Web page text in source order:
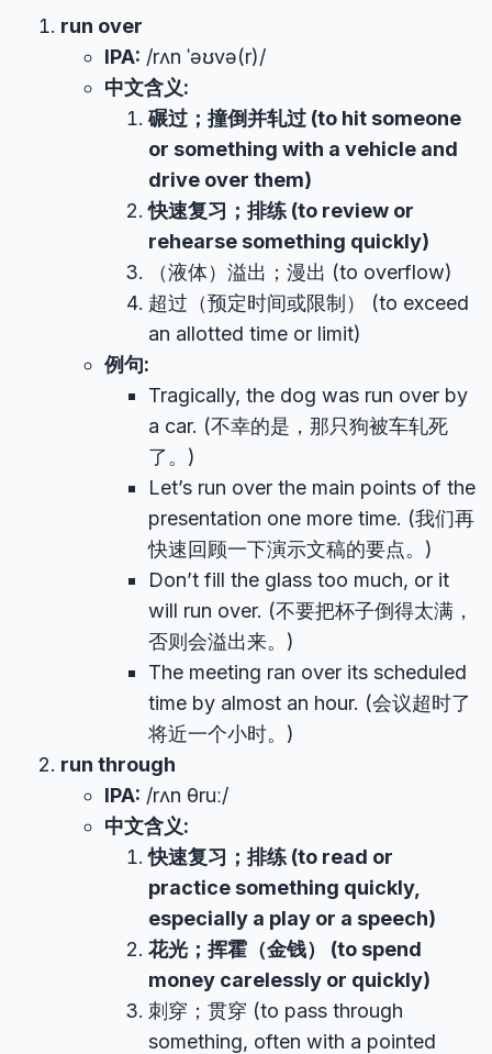
run over
IPA: /rʌn ˈəʊvə(r)/
中文含义:
碾过；撞倒并轧过 (to hit someone
or something with a vehicle and
drive over them)
快速复习；排练 (to review or
rehearse something quickly)
（液体）溢出；漫出 (to overflow)
超过（预定时间或限制） (to exceed
an allotted time or limit)
例句:
Tragically, the dog was run over by
a car. (不幸的是，那只狗被车轧死
了。)
Let’s run over the main points of the
presentation one more time. (我们再
快速回顾一下演示文稿的要点。)
Don’t fill the glass too much, or it
will run over. (不要把杯子倒得太满，
否则会溢出来。)
The meeting ran over its scheduled
time by almost an hour. (会议超时了
将近一个小时。)
run through
IPA: /rʌn θruː/
中文含义:
快速复习；排练 (to read or
practice something quickly,
especially a play or a speech)
花光；挥霍（金钱） (to spend
money carelessly or quickly)
刺穿；贯穿 (to pass through
something, often with a pointed